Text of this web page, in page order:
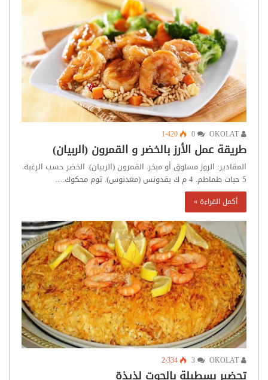
1٬420
طريقة عمل الأرز بالخضر و القمرون (الربيان)
المقادير: الروز مسلوق أو مبخر. القمرون (الربيان). الخضر حسب الرغبة.
5 حبات طماطم. 4 م ك بقدونس (معدنوس). ثوم محكوك.…
أكمل القراءة »
2٬334
تحضير بسطيلة بالحوت لذيذة